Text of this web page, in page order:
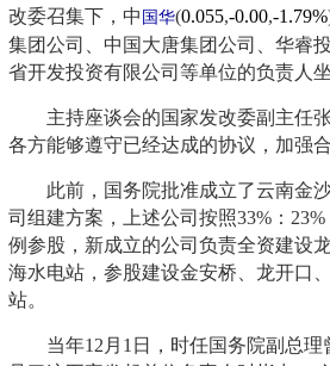
改委召集下，中 国华(0.055,-0.00,-1.79%
集团公司、中国大唐集团公司、华睿
省开发投资有限公司等单位的负责人坐
主持座谈会的国家发改委副主任张
各方能够遵守已经达成的协议，加强合
此前，国务院批准成立了云南金沙
司组建方案，上述公司按照33%：23%
例参股，新成立的公司负责全资建设
海水电站，参股建设金安桥、龙开口
站。
当年12月1日，时任国务院副总理